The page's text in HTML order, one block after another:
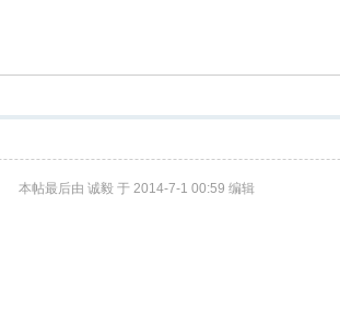
本帖最后由 诚毅 于 2014-7-1 00:59 编辑